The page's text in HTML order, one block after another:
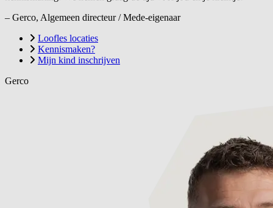
– Gerco, Algemeen directeur / Mede-eigenaar
Loofles locaties
Kennismaken?
Mijn kind inschrijven
Gerco